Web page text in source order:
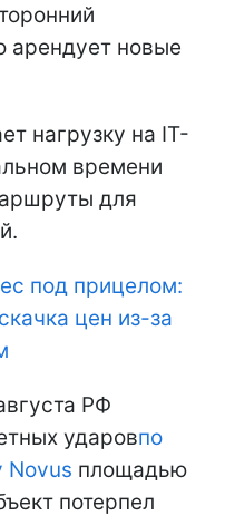
арендует новые
нагрузку на IT-
времени
для
под прицелом:
цен из-за
РФ
ударовпо
Novus площадью
потерпел